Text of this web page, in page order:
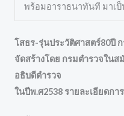
พร้อมอาราธนาทันที มาเ
โสธร-รุ่นประวัติศาสตร์80ปี
จัดสร้างโดย กรมตำรวจใน
อธิบดีตำรวจ
ในปีพ.ศ2538 รายละเอียดกา